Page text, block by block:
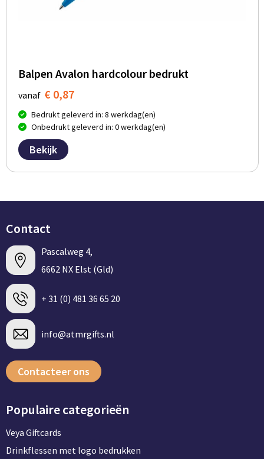
Balpen Avalon hardcolour bedrukt
vanaf € 0,87
Bedrukt geleverd in: 8 werkdag(en)
Onbedrukt geleverd in: 0 werkdag(en)
Bekijk
Contact
Pascalweg 4,
6662 NX Elst (Gld)
+ 31 (0) 481 36 65 20
info@atmrgifts.nl
Contacteer ons
Populaire categorieën
Veya Giftcards
Drinkflessen met logo bedrukken